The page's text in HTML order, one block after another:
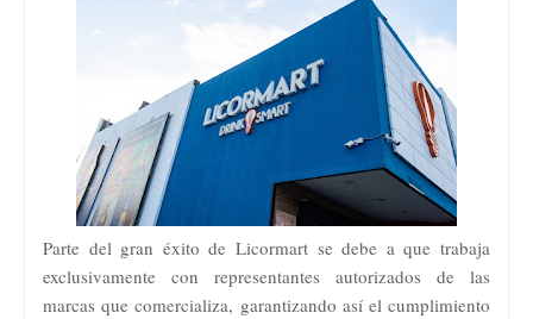
Parte del gran éxito de Licormart se debe a que trabaja
exclusivamente con representantes autorizados de las
marcas que comercializa, garantizando así el cumplimiento